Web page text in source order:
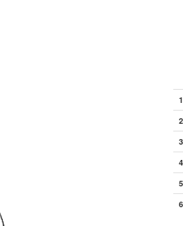
1
2
3
4
5
6